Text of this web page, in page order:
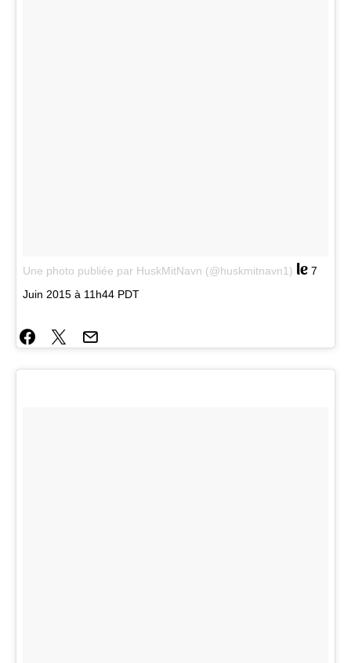
Une photo publiée par HuskMitNavn (@huskmitnavn1) le 7
Juin 2015 à 11h44 PDT